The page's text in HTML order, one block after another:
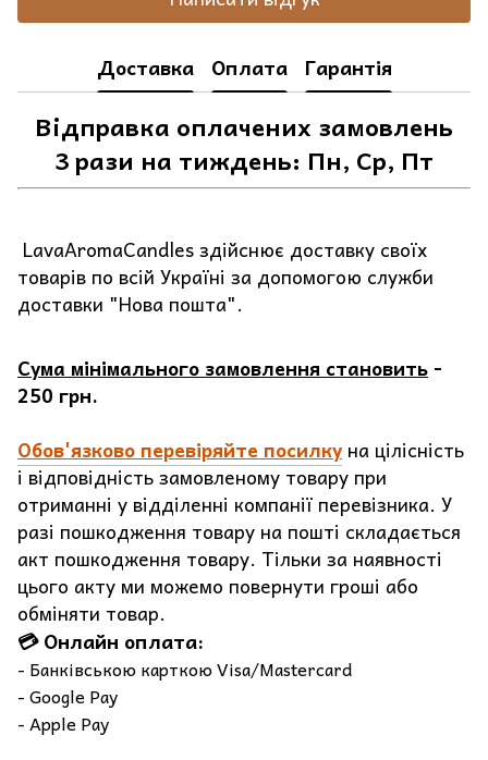
Доставка Оплата Гарантія
Відправка оплачених замовлень
3 рази на тиждень: Пн, Ср, Пт
LavaAromaCandles здійснює доставку своїх
товарів по всій Україні за допомогою служби
доставки "Нова пошта".
Сума мінімального замовлення становить -
250 грн.
Обов'язково перевіряйте посилку на цілісність
і відповідність замовленому товару при
отриманні у відділенні компанії перевізника. У
разі пошкодження товару на пошті складається
акт пошкодження товару. Тільки за наявності
цього акту ми можемо повернути гроші або
обміняти товар.
💳 Онлайн оплата:
- Банківською карткою Visa/Mastercard
- Google Pay
- Apple Pay